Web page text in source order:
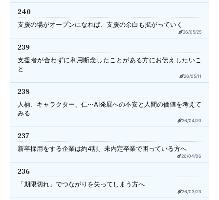
240
支援の場がオープンになれば、 支援の余白も拡がっていく
26/05/25
239
支援者が合わずに利用断念したことがある方にお伝えしたいこ
と
26/05/11
238
人柄、キャラクター、仁⋯AI発展への不安と人間の価値を考えて
みる
26/04/20
237
新卒採用をする企業は約4割、 未内定卒業で困っている方へ
26/04/06
236
「期限切れ」でつながりを失ってしまう方へ
26/03/23